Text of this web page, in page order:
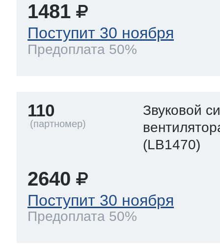
1481
Поступит 30 ноября
Предоплата 50%
110
Звуковой
(LB1470)
2640
Поступит 30 ноября
Предоплата 50%